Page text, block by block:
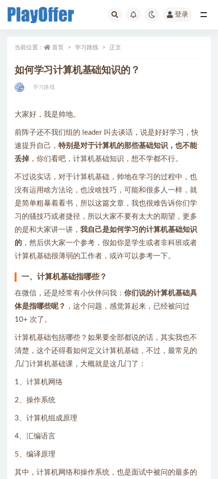
登录
当前位置： 首页 学习路线 正文
如何学习计算机基础知识的？
学习路线
大家好，我是帅地。
前阵子还不我们组的 leader 叫去谈话，说是好好学习，快
速提升自己， 特别是对于计算机的那些基础知识，也不能
丢掉 ，你们看吧，计算机基础知识，想不学都不行。
不过说实话，对于计算机基础，帅地在学习的过程中，也
没有运用啥方法论，也没啥技巧，可能和很多人一样，就
是简单粗暴着看书，所以这篇文章，我也很难告诉你们学
习的骚技巧或者捷径，所以大家不要有太大的期望，更多
的是和大家讲一讲， 我自己是如何学习的计算机基础知识
的 ，然后供大家一个参考，假如你是学生或者非科班或者
计算机基础很薄弱的工作者，或许可以参考一下。
一、计算机基础指哪些？
在微信，还是经常有小伙伴问我： 你们说的计算机基础具
体是指哪些呢？ ，这个问题，感觉算起来，已经被问过
10+ 次了。
计算机基础包括哪些？如果要全部都说的话，其实我也不
清楚，这个还得看如何定义计算机基础，不过，最常见的
几门计算机基础课，大概就是这几门了：
1、计算机网络
2、操作系统
3、计算机组成原理
4、汇编语言
5、编译原理
其中，计算机网络和操作系统，也是面试中被问的最多的